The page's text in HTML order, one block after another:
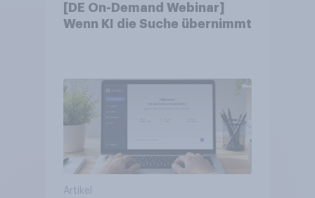
[DE On-Demand Webinar]
Wenn KI die Suche übernimmt
Artikel